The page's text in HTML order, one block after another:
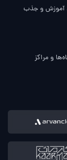
آموزش و جذب
و مراکز